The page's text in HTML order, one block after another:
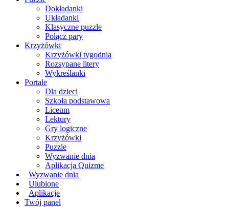
Dokładanki
Układanki
Klasyczne puzzle
Połącz pary
Krzyżówki
Krzyżówki tygodnia
Rozsypane litery
Wykreślanki
Portale
Dla dzieci
Szkoła podstawowa
Liceum
Lektury
Gry logiczne
Krzyżówki
Puzzle
Wyzwanie dnia
Aplikacja Quizme
Wyzwanie dnia
Ulubione
Aplikacje
Twój panel